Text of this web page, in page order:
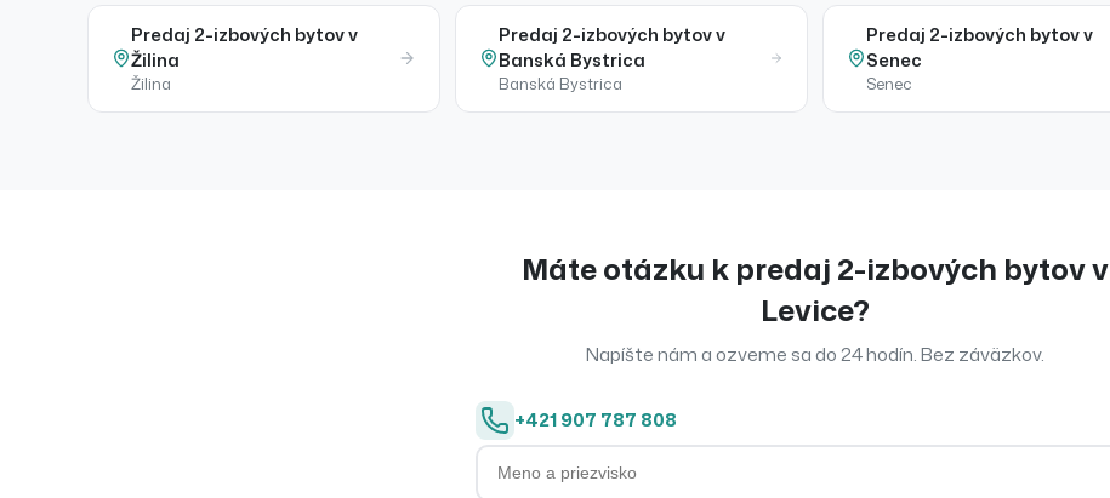
Predaj 2-izbových bytovv
Žilina
Žilina
Predaj 2-izbových bytovv
Banská Bystrica
Banská Bystrica
Predaj 2-izbových bytovv
Senec
Senec
Máte otázku k predaj 2-izbových bytovv
Levice?
Napíšte nám a ozveme sa do 24 hodín. Bez záväzkov.
+421 907 787 808
Meno a priezvisko